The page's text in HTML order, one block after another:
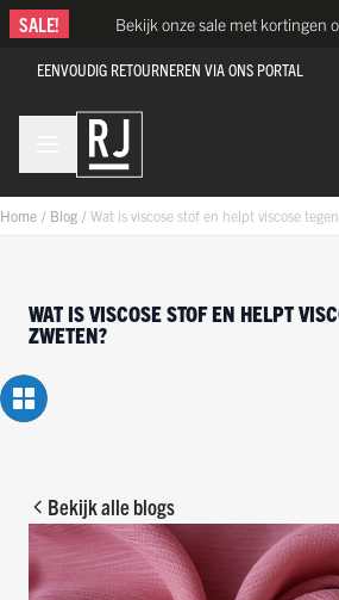
Ga naar de inhoud
SALE! Bekijk onze sale met kortingen
EENVOUDIG RETOURNEREN VIA ONS PORTAL
Home / Blog / Wat is viscose stof en helpt viscose
WAT IS VISCOSE STOF EN HELPT
ZWETEN?
Bekijk alle blogs